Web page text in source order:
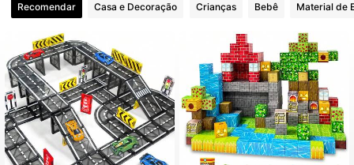
4,86 271 Seguidores
4,86
Recomendar Casa e Decoração Crianças Bebê Material de